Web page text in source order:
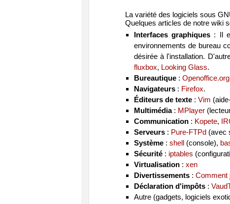
La variété des logiciels sous
Quelques articles de notre wiki
Interfaces graphiques: Il
environnements de bureau
désirée à l'installation.
fluxbox, Looking Glass.
Bureautique: Openoffice.org
Navigateurs: Firefox.
Éditeurs de texte: Vim
Multimédia: MPlayer
Communication: Kopete,
Serveurs: Pure-FTPd(avec
Système: shell(console),
Sécurité: iptables
Virtualisation: xen
Divertissements: Comment
Déclaration d'impôts:
Autre (gadgets, logiciels